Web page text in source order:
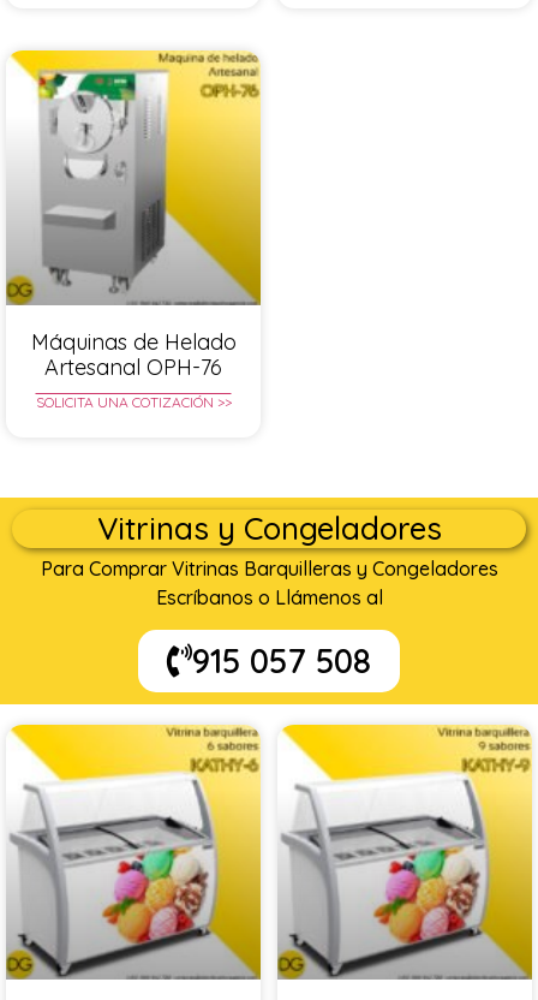
Máquinas de Helado
Artesanal OPH-76
SOLICITA UNA COTIZACIÓN >>
Vitrinas y Congeladores
Para Comprar Vitrinas Barquilleras y Congeladores
Escríbanos o Llámenos al
915 057 508